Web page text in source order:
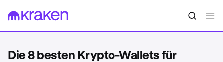
Die 8 besten Krypto-Wallets für